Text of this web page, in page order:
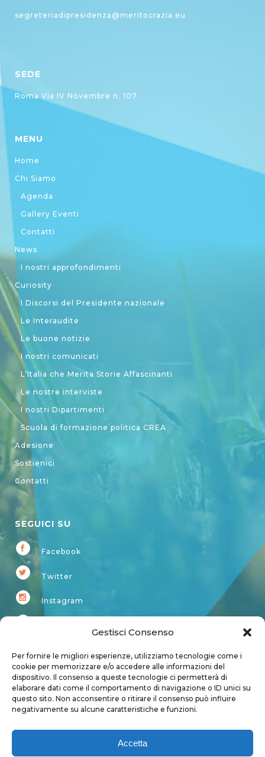
Gestisci Consenso
Per fornire le migliori esperienze, utilizziamo tecnologie come i
cookie per memorizzare e/o accedere alle informazioni del
dispositivo. Il consenso a queste tecnologie ci permetterà di
elaborare dati come il comportamento di navigazione o ID unici su
questo sito. Non acconsentire o ritirare il consenso può influire
negativamente su alcune caratteristiche e funzioni.
Accetta
segreteriadipresidenza@meritocrazia.eu
SEDE
Roma Via IV Novembre n. 107
MENU
Home
Chi Siamo
Agenda
Gallery Eventi
Contatti
News
I nostri approfondimenti
Curiosity
I Discorsi del Presidente nazionale
Le Interaudite
Le buone notizie
I nostri comunicati
L’Italia che Merita Storie Affascinanti
Le nostre interviste
I nostri Dipartimenti
Scuola di formazione politica CREA
Adesione
Sostienici
Contatti
SEGUICI SU
Facebook
Twitter
Instagram
Account
Login
User page